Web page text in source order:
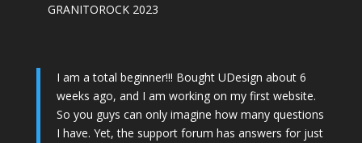
GRANITOROCK 2023
I am a total beginner!!! Bought UDesign about 6
weeks ago, and I am working on my first website.
So you guys can only imagine how many questions
I have. Yet, the support forum has answers for just